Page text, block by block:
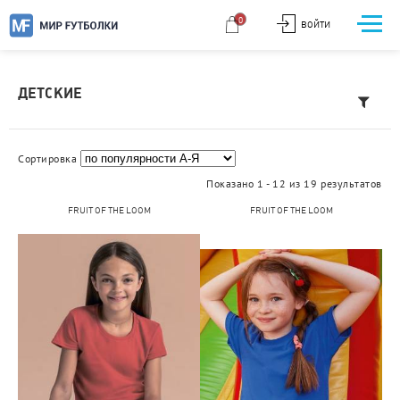
ВОЙТИ
0
ДЕТСКИЕ
Сортировка
Показано 1 - 12 из 19 результатов
FRUIT OF THE LOOM FRUIT OF THE LOOM